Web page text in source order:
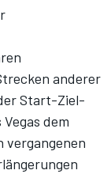
anderer
Start-Ziel-
dem
vergangenen